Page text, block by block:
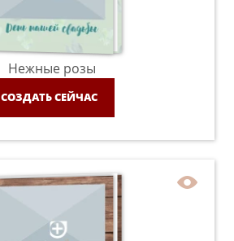
Нежные розы
СОЗДАТЬ СЕЙЧАС